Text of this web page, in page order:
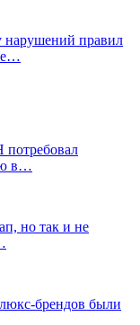
нарушений правил
в…
но так и не
брендов были